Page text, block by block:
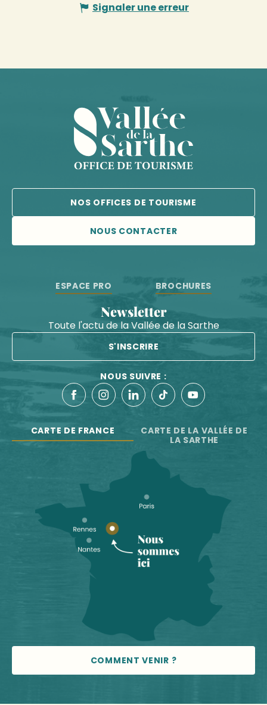
Signaler une erreur
NOS OFFICES DE TOURISME
NOUS CONTACTER
ESPACE PRO BROCHURES
Newsletter
Toute l'actu de la Vallée de la Sarthe
S'INSCRIRE
NOUS SUIVRE :
CARTE DE FRANCE
CARTE DE LA VALLÉE DE
LA SARTHE
COMMENT VENIR ?